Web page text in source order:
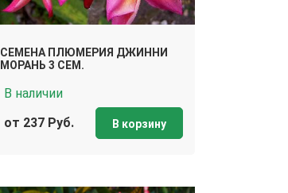
СЕМЕНА ПЛЮМЕРИЯ ДЖИННИ
МОРАНЬ 3 СЕМ.
В наличии
от 237 Руб.
В корзину